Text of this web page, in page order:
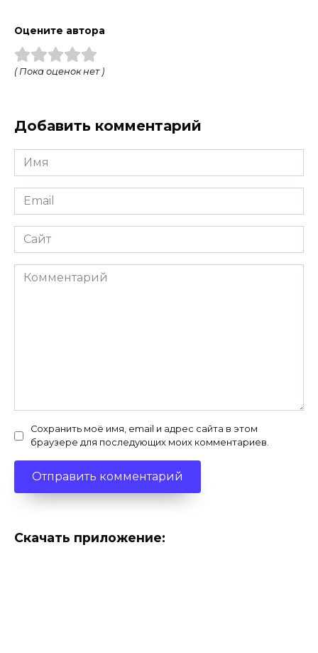
Оцените автора
( Пока оценок нет )
Добавить комментарий
Имя
*
Email
*
Сайт
Комментарий
Сохранить моё имя, email и адрес сайта в этом
браузере для последующих моих комментариев.
Скачать приложение: